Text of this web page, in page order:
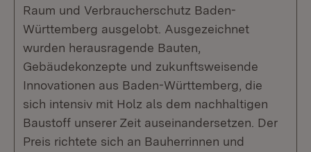
Raum und Verbraucherschutz Baden-
Württemberg ausgelobt. Ausgezeichnet
wurden herausragende Bauten,
Gebäudekonzepte und zukunftsweisende
Innovationen aus Baden-Württemberg, die
sich intensiv mit Holz als dem nachhaltigen
Baustoff unserer Zeit auseinandersetzen. Der
Preis richtete sich an Bauherrinnen und